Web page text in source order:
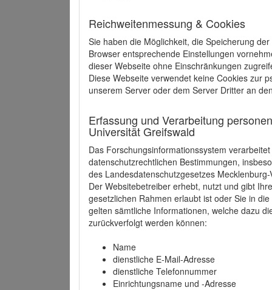
Reichweitenmessung & Cookies
Sie haben die Möglichkeit, die Speicherung
Browser entsprechende Einstellungen
dieser Webseite ohne Einschränkungen
Diese Webseite verwendet keine Cookies zur
unserem Server oder dem Server Dritter an
Erfassung und Verarbeitung
Universität Greifswald
Das Forschungsinformationssystem
datenschutzrechtlichen Bestimmungen,
des Landesdatenschutzgesetzes
Der Websitebetreiber erhebt, nutzt und gibt
gesetzlichen Rahmen erlaubt ist oder Sie in
gelten sämtliche Informationen, welche dazu
zurückverfolgt werden können:
Name
dienstliche E-Mail-Adresse
dienstliche Telefonnummer
Einrichtungsname und -Adresse